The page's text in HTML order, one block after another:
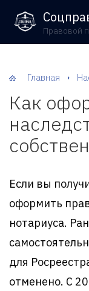
Правовой
Главная
Как
Если вы
оформить
нотариуса.
для
отменено. С